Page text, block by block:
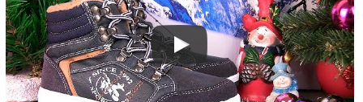
Артикул: 53/17-1